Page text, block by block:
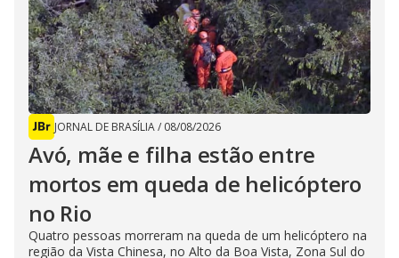
JORNAL DE BRASÍLIA/ 08/08/2026
Avó, mãe e filha estão entre
mortos em queda de helicóptero
no Rio
Quatro pessoas morreram na queda de um helicóptero na
região da Vista Chinesa, no Alto da Boa Vista, Zona Sul do